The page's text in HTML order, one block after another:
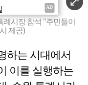
례시장 참석 "주민들이
제공)
하는 시대에서
이를 실행하는